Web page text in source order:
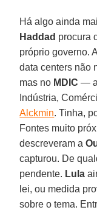
Há algo ainda
Haddad procura
próprio governo.
data centers não
mas no MDIC — a
Indústria,
Alckmin. Tinha,
Fontes muito
descreveram a
capturou. De
pendente. Lula
lei, ou medida
sobre o tema.